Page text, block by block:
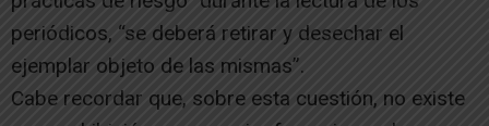
periódicos, “se deberá retirar y desechar el
ejemplar objeto de las mismas”.
Cabe recordar que, sobre esta cuestión, no existe